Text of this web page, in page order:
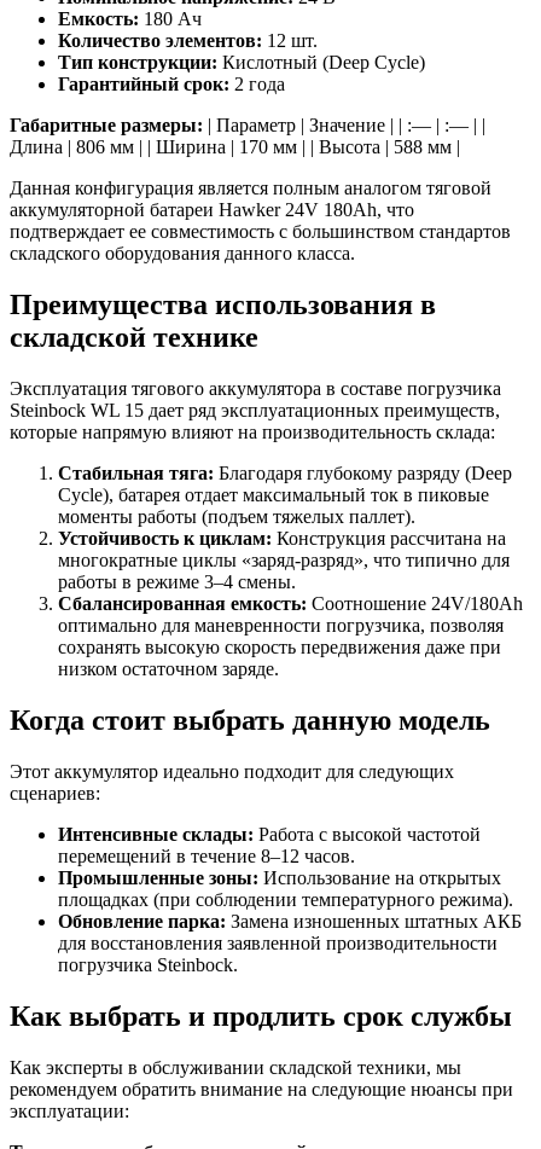
Емкость: 180 Ач
Количество элементов: 12 шт.
Тип конструкции: Кислотный (Deep Cycle)
Гарантийный срок: 2 года
Габаритные размеры: | Параметр | Значение | | :— | :— | |
Длина | 806 мм | | Ширина | 170 мм | | Высота | 588 мм |
Данная конфигурация является полным аналогом тяговой
аккумуляторной батареи Hawker 24V 180Ah, что
подтверждает ее совместимость с большинством стандартов
складского оборудования данного класса.
Преимущества использования в
складской технике
Эксплуатация тягового аккумулятора в составе погрузчика
Steinbock WL 15 дает ряд эксплуатационных преимуществ,
которые напрямую влияют на производительность склада:
Стабильная тяга: Благодаря глубокому разряду (Deep
Cycle), батарея отдает максимальный ток в пиковые
моменты работы (подъем тяжелых паллет).
Устойчивость к циклам: Конструкция рассчитана на
многократные циклы «заряд-разряд», что типично для
работы в режиме 3–4 смены.
Сбалансированная емкость: Соотношение 24V/180Ah
оптимально для маневренности погрузчика, позволяя
сохранять высокую скорость передвижения даже при
низком остаточном заряде.
Когда стоит выбрать данную модель
Этот аккумулятор идеально подходит для следующих
сценариев:
Интенсивные склады: Работа с высокой частотой
перемещений в течение 8–12 часов.
Промышленные зоны: Использование на открытых
площадках (при соблюдении температурного режима).
Обновление парка: Замена изношенных штатных АКБ
для восстановления заявленной производительности
погрузчика Steinbock.
Как выбрать и продлить срок службы
Как эксперты в обслуживании складской техники, мы
рекомендуем обратить внимание на следующие нюансы при
эксплуатации: